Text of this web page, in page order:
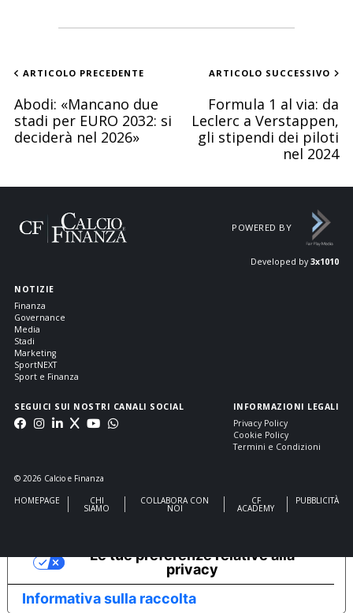
ARTICOLO PRECEDENTE
Abodi: «Mancano due
stadi per EURO 2032: si
deciderà nel 2026»
ARTICOLO SUCCESSIVO
Formula 1 al via: da
Leclerc a Verstappen,
gli stipendi dei piloti
nel 2024
POWERED BY
Developed by 3x1010
NOTIZIE
Finanza
Governance
Media
Stadi
Marketing
SportNEXT
Sport e Finanza
SEGUICI SUI NOSTRI CANALI SOCIAL
INFORMAZIONI LEGALI
Privacy Policy
Cookie Policy
Termini e Condizioni
© 2026 Calcio e Finanza
HOMEPAGE
CHI
SIAMO
COLLABORA CON
NOI
CF
ACADEMY
PUBBLICITÀ
Informativa sulla raccolta
Le tue preferenze relative alla
privacy